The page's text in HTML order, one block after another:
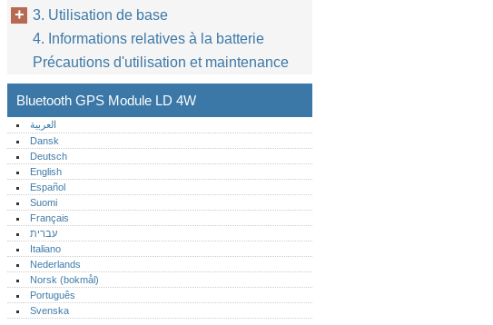
3. Utilisation de base
4. Informations relatives à la batterie
Précautions d'utilisation et maintenance
Bluetooth GPS Module LD 4W
العربية
Dansk
Deutsch
English
Español
Suomi
Français
עברית
Italiano
Nederlands
Norsk (bokmål)‎
Português‎
Svenska